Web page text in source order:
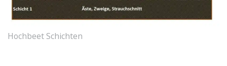
Hochbeet Schichten